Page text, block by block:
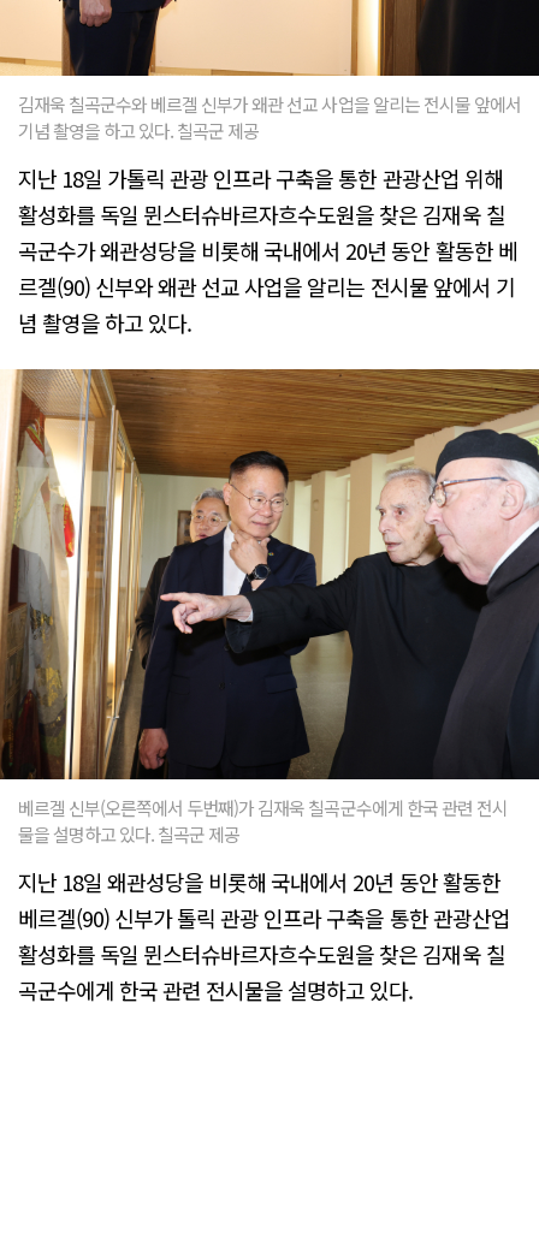
김재욱 칠곡군수와 베르겔 신부가 왜관 선교 사업을 알리는 전시물 앞에서
기념 촬영을 하고 있다. 칠곡군 제공
지난 18일 가톨릭 관광 인프라 구축을 통한 관광산업 위해
활성화를 독일 뮌스터슈바르자흐수도원을 찾은 김재욱 칠
곡군수가 왜관성당을 비롯해 국내에서 20년 동안 활동한 베
르겔(90) 신부와 왜관 선교 사업을 알리는 전시물 앞에서 기
념 촬영을 하고 있다.
베르겔 신부(오른쪽에서 두번째)가 김재욱 칠곡군수에게 한국 관련 전시
물을 설명하고 있다. 칠곡군 제공
지난 18일 왜관성당을 비롯해 국내에서 20년 동안 활동한
베르겔(90) 신부가 톨릭 관광 인프라 구축을 통한 관광산업
활성화를 독일 뮌스터슈바르자흐수도원을 찾은 김재욱 칠
곡군수에게 한국 관련 전시물을 설명하고 있다.